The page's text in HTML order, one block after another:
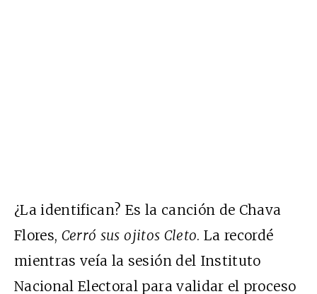
¿La identifican? Es la canción de Chava
Flores, Cerró sus ojitos Cleto. La recordé
mientras veía la sesión del Instituto
Nacional Electoral para validar el proceso